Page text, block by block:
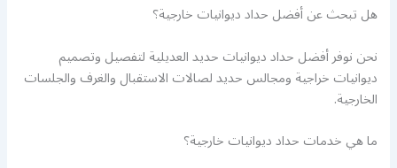
هل تبحث عن أفضل حداد ديوانيات خارجية؟
نحن نوفر أفضل حداد ديوانيات حديد العديلية لتفصيل وتصميم
ديوانيات خراجية ومجالس حديد لصالات الاستقبال والغرف والجلسات
الخارجية.
ما هي خدمات حداد ديوانيات خارجية؟